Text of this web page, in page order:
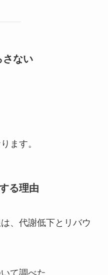
ない
ます。
る理由
、代謝低下とリバウ